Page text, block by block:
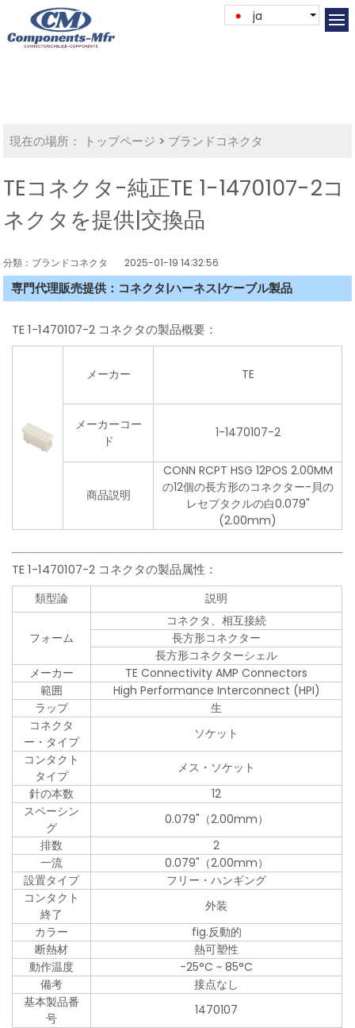
ja
現在の場所： トップページ > ブランドコネクタ
TEコネクタ-純正TE 1-1470107-2コ
ネクタを提供|交換品
分類：ブランドコネクタ 2025-01-19 14:32:56
専門代理販売提供：コネクタ|ハーネス|ケーブル製品
TE 1-1470107-2 コネクタの製品概要：
メーカー TE
メーカーコー
ド
1-1470107-2
商品説明
CONN RCPT HSG 12POS 2.00MM
の12個の長方形のコネクター-貝の
レセプタクルの白0.079"
(2.00mm)
TE 1-1470107-2 コネクタの製品属性：
類型論 説明
フォーム
コネクタ、相互接続
長方形コネクター
長方形コネクターシェル
メーカー
TE Connectivity AMP Connectors
範囲
High Performance Interconnect (HPI)
ラップ
生
コネクタ
ー・タイプ
ソケット
コンタクト
タイプ
メス・ソケット
針の本数
12
スペーシン
グ
0.079"（2.00mm）
排数
2
一流
0.079"（2.00mm）
設置タイプ
フリー・ハンギング
コンタクト
終了
外装
カラー
fig.反動的
断熱材
熱可塑性
動作温度
-25°C ~ 85°C
備考
接点なし
基本製品番
号
1470107